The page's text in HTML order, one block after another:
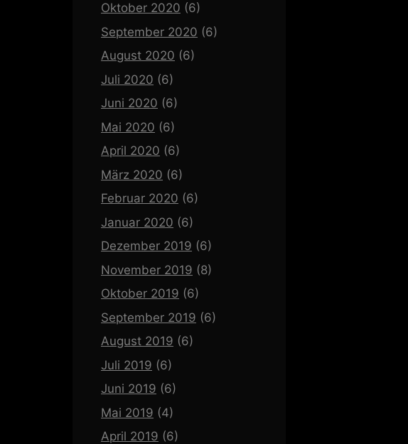
Oktober 2020 (6)
September 2020 (6)
August 2020 (6)
Juli 2020 (6)
Juni 2020 (6)
Mai 2020 (6)
April 2020 (6)
März 2020 (6)
Februar 2020 (6)
Januar 2020 (6)
Dezember 2019 (6)
November 2019 (8)
Oktober 2019 (6)
September 2019 (6)
August 2019 (6)
Juli 2019 (6)
Juni 2019 (6)
Mai 2019 (4)
April 2019 (6)